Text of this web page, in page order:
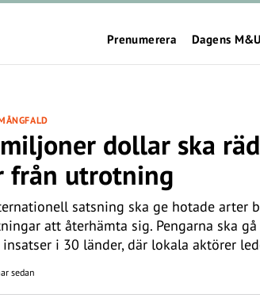
Prenumerera Dagens M&U
dollar ska
från utrotning
satsning ska ge hotade arter
att återhämta sig. Pengarna ska
i 30 länder, där lokala aktörer
sedan